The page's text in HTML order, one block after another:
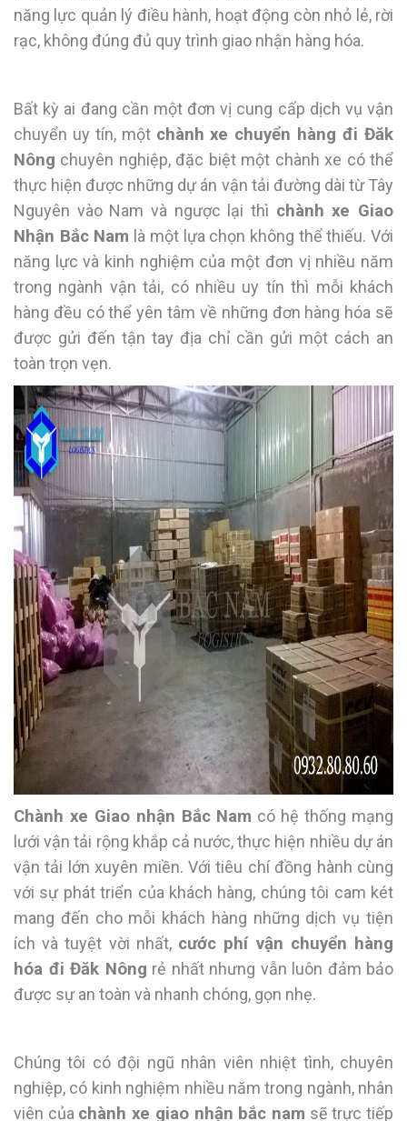
năng lực quản lý điều hành, hoạt động còn nhỏ lẻ, rời
rạc, không đúng đủ quy trình giao nhận hàng hóa.
Bất kỳ ai đang cần một đơn vị cung cấp dịch vụ vận
chuyển uy tín, một chành xe chuyển hàng đi Đăk
Nông chuyên nghiệp, đặc biệt một chành xe có thể
thực hiện được những dự án vận tải đường dài từ Tây
Nguyên vào Nam và ngược lại thì chành xe Giao
Nhận Bắc Nam là một lựa chọn không thể thiếu. Với
năng lực và kinh nghiệm của một đơn vị nhiều năm
trong ngành vận tải, có nhiều uy tín thì mỗi khách
hàng đều có thể yên tâm về những đơn hàng hóa sẽ
được gửi đến tận tay địa chỉ cần gửi một cách an
toàn trọn vẹn.
Chành xe Giao nhận Bắc Nam có hệ thống mạng
lưới vận tải rộng khắp cả nước, thực hiện nhiều dự án
vận tải lớn xuyên miền. Với tiêu chí đồng hành cùng
với sự phát triển của khách hàng, chúng tôi cam két
mang đến cho mỗi khách hàng những dịch vụ tiện
ích và tuyệt vời nhất, cước phí vận chuyển hàng
hóa đi Đăk Nông rẻ nhất nhưng vẫn luôn đảm bảo
được sự an toàn và nhanh chóng, gọn nhẹ.
Chúng tôi có đội ngũ nhân viên nhiệt tình, chuyên
nghiệp, có kinh nghiệm nhiều năm trong ngành, nhân
viên của chành xe giao nhận bắc nam sẽ trực tiếp